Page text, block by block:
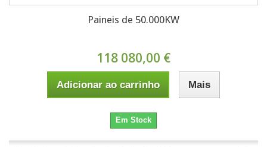
Paineis de 50.000KW
118 080,00 €
Adicionar ao carrinho Mais
Em Stock